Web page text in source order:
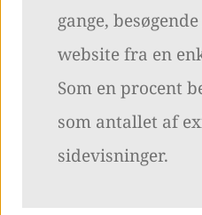
gange,
website fra en
Som en procent
som antallet af
sidevisninger.